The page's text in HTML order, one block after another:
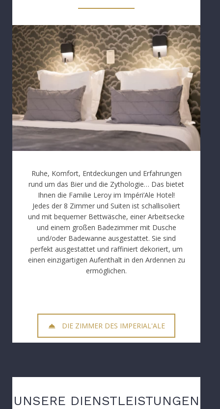
Ruhe, Komfort, Entdeckungen und Erfahrungen
rund um das Bier und die Zythologie… Das bietet
Ihnen die Familie Leroy im Impéri’Ale Hotel!
Jedes der 8 Zimmer und Suiten ist schallisoliert
und mit bequemer Bettwäsche, einer Arbeitsecke
und einem großen Badezimmer mit Dusche
und/oder Badewanne ausgestattet. Sie sind
perfekt ausgestattet und raffiniert dekoriert, um
einen einzigartigen Aufenthalt in den Ardennen zu
ermöglichen.
DIE ZIMMER DES IMPERIAL'ALE
UNSERE DIENSTLEISTUNGEN